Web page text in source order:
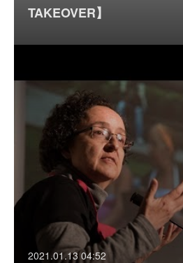
TAKEOVER】
2021.01.13 04:52